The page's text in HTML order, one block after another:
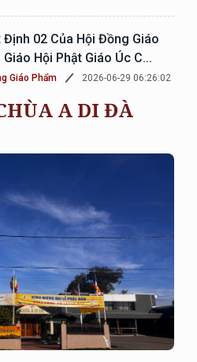
Định 02 Của Hội Đồng Giáo
Giáo Hội Phật Giáo Úc C...
Giáo Phẩm 2026-06-29 06:26:02
A DI ĐÀ